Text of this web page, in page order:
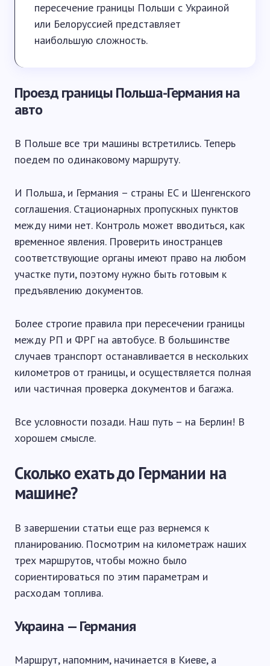
пересечение границы Польши с Украиной
или Белоруссией представляет
наибольшую сложность.
Проезд границы Польша-Германия на
авто
В Польше все три машины встретились. Теперь
поедем по одинаковому маршруту.
И Польша, и Германия – страны ЕС и Шенгенского
соглашения. Стационарных пропускных пунктов
между ними нет. Контроль может вводиться, как
временное явления. Проверить иностранцев
соответствующие органы имеют право на любом
участке пути, поэтому нужно быть готовым к
предъявлению документов.
Более строгие правила при пересечении границы
между РП и ФРГ на автобусе. В большинстве
случаев транспорт останавливается в нескольких
километров от границы, и осуществляется полная
или частичная проверка документов и багажа.
Все условности позади. Наш путь – на Берлин! В
хорошем смысле.
Сколько ехать до Германии на
машине?
В завершении статьи еще раз вернемся к
планированию. Посмотрим на километраж наших
трех маршрутов, чтобы можно было
сориентироваться по этим параметрам и
расходам топлива.
Украина — Германия
Маршрут, напомним, начинается в Киеве, а